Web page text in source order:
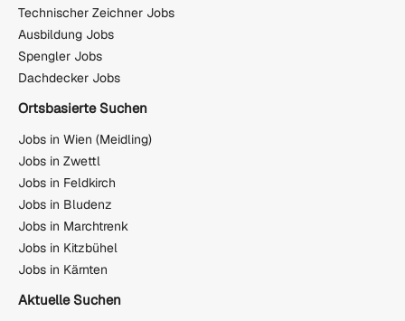
Technischer Zeichner Jobs
Ausbildung Jobs
Spengler Jobs
Dachdecker Jobs
Ortsbasierte Suchen
Jobs in Wien (Meidling)
Jobs in Zwettl
Jobs in Feldkirch
Jobs in Bludenz
Jobs in Marchtrenk
Jobs in Kitzbühel
Jobs in Kärnten
Aktuelle Suchen